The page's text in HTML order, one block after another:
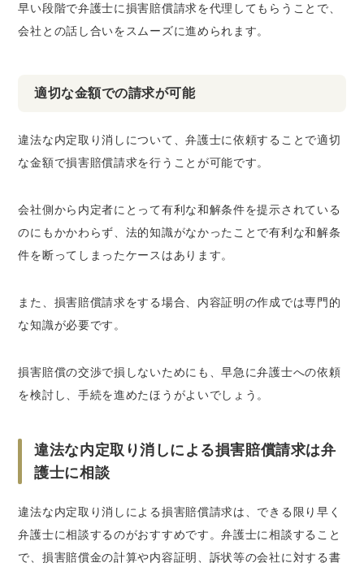
早い段階で弁護士に損害賠償請求を代理してもらうことで、
会社との話し合いをスムーズに進められます。
適切な金額での請求が可能
違法な内定取り消しについて、弁護士に依頼することで適切
な金額で損害賠償請求を行うことが可能です。
会社側から内定者にとって有利な和解条件を提示されている
のにもかかわらず、法的知識がなかったことで有利な和解条
件を断ってしまったケースはあります。
また、損害賠償請求をする場合、内容証明の作成では専門的
な知識が必要です。
損害賠償の交渉で損しないためにも、早急に弁護士への依頼
を検討し、手続を進めたほうがよいでしょう。
違法な内定取り消しによる損害賠償請求は弁
護士に相談
違法な内定取り消しによる損害賠償請求は、できる限り早く
弁護士に相談するのがおすすめです。弁護士に相談すること
で、損害賠償金の計算や内容証明、訴状等の会社に対する書